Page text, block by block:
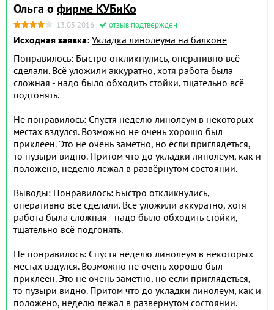
Ольга о фирме КУБиКо
13.05.2016 отзыв подтвержден
Исходная заявка: Укладка линолеума на балконе
Понравилось: Быстро откликнулись, оперативно всё
сделали. Всё уложили аккуратно, хотя работа была
сложная - надо было обходить стойки, тщательно всё
подгонять.
Не понравилось: Спустя неделю линолеум в некоторых
местах вздулся. Возможно не очень хорошо был
приклеен. Это не очень заметно, но если приглядеться,
то пузыри видно. Притом что до укладки линолеум, как и
положено, неделю лежал в развёрнутом состоянии.
Выводы: Понравилось: Быстро откликнулись,
оперативно всё сделали. Всё уложили аккуратно, хотя
работа была сложная - надо было обходить стойки,
тщательно всё подгонять.
Не понравилось: Спустя неделю линолеум в некоторых
местах вздулся. Возможно не очень хорошо был
приклеен. Это не очень заметно, но если приглядеться,
то пузыри видно. Притом что до укладки линолеум, как и
положено, неделю лежал в развёрнутом состоянии.